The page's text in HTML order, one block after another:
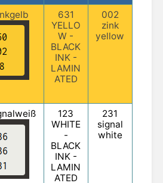
631
YELLO
W -
BLACK
INK -
LAMIN
ATED
002
zink
yellow
123
WHITE
-
BLACK
INK -
LAMIN
ATED
231
signal
white